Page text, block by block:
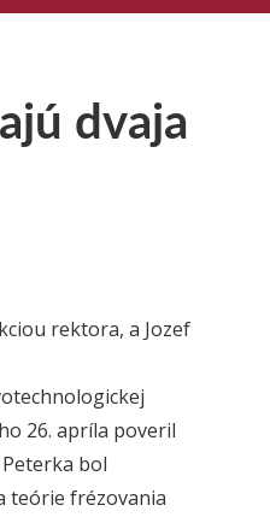
dvaja
rektora, a Jozef
ho 26. apríla poveril
bol
teórie frézovania